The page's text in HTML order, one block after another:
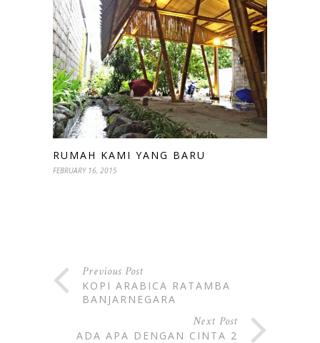
RUMAH KAMI YANG BARU
FEBRUARY 16, 2015
Previous Post
KOPI ARABICA RATAMBA
BANJARNEGARA
Next Post
ADA APA DENGAN CINTA 2